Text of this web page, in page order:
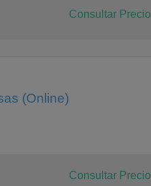
Consultar Precio
(Online)
Consultar Precio